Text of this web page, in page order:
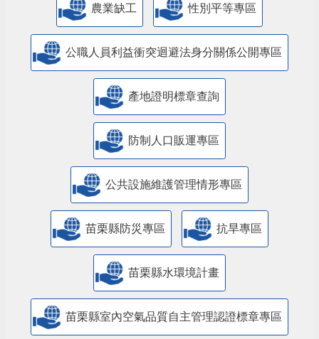
農業缺工 性別平等專區
公職人員利益衝突迴避法身分關係公開專區
產地證明標章查詢
防制人口販運專區
​公共設施維護管理情形專區
苗栗縣防災專區 抗旱專區
苗栗縣水環境計畫
苗栗縣室內空氣品質自主管理認證標章專區